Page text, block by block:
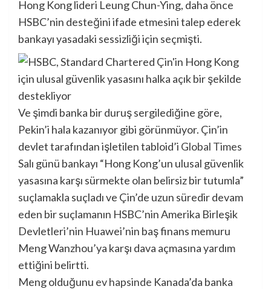
Hong Kong lideri Leung Chun-Ying, daha önce
HSBC’nin desteğini ifade etmesini talep ederek
bankayı yasadaki sessizliği için seçmişti.
Ve şimdi banka bir duruş sergilediğine göre,
Pekin’i hala kazanıyor gibi görünmüyor. Çin’in
devlet tarafından işletilen tabloid’i Global Times
Salı günü bankayı “Hong Kong’un ulusal güvenlik
yasasına karşı sürmekte olan belirsiz bir tutumla”
suçlamakla suçladı ve Çin’de uzun süredir devam
eden bir suçlamanın HSBC’nin Amerika Birleşik
Devletleri’nin Huawei’nin baş finans memuru
Meng Wanzhou’ya karşı dava açmasına yardım
ettiğini belirtti.
Meng olduğunu ev hapsinde Kanada’da banka